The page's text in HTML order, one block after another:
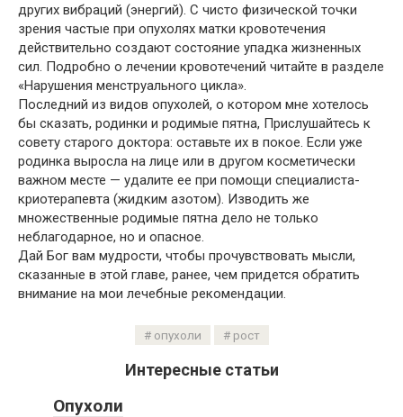
других вибраций (энергий). С чисто физической точки
зрения частые при опухолях матки кровотечения
действительно создают состояние упадка жизненных
сил. Подробно о лечении кровотечений читайте в разделе
«Нарушения менструального цикла».
Последний из видов опухолей, о котором мне хотелось
бы сказать, родинки и родимые пятна, Прислушайтесь к
совету старого доктора: оставьте их в покое. Если уже
родинка выросла на лице или в другом косметически
важном месте — удалите ее при помощи специалиста-
криотерапевта (жидким азотом). Изводить же
множественные родимые пятна дело не только
неблагодарное, но и опасное.
Дай Бог вам мудрости, чтобы прочувствовать мысли,
сказанные в этой главе, ранее, чем придется обратить
внимание на мои лечебные рекомендации.
опухоли рост
Интересные статьи
Опухоли